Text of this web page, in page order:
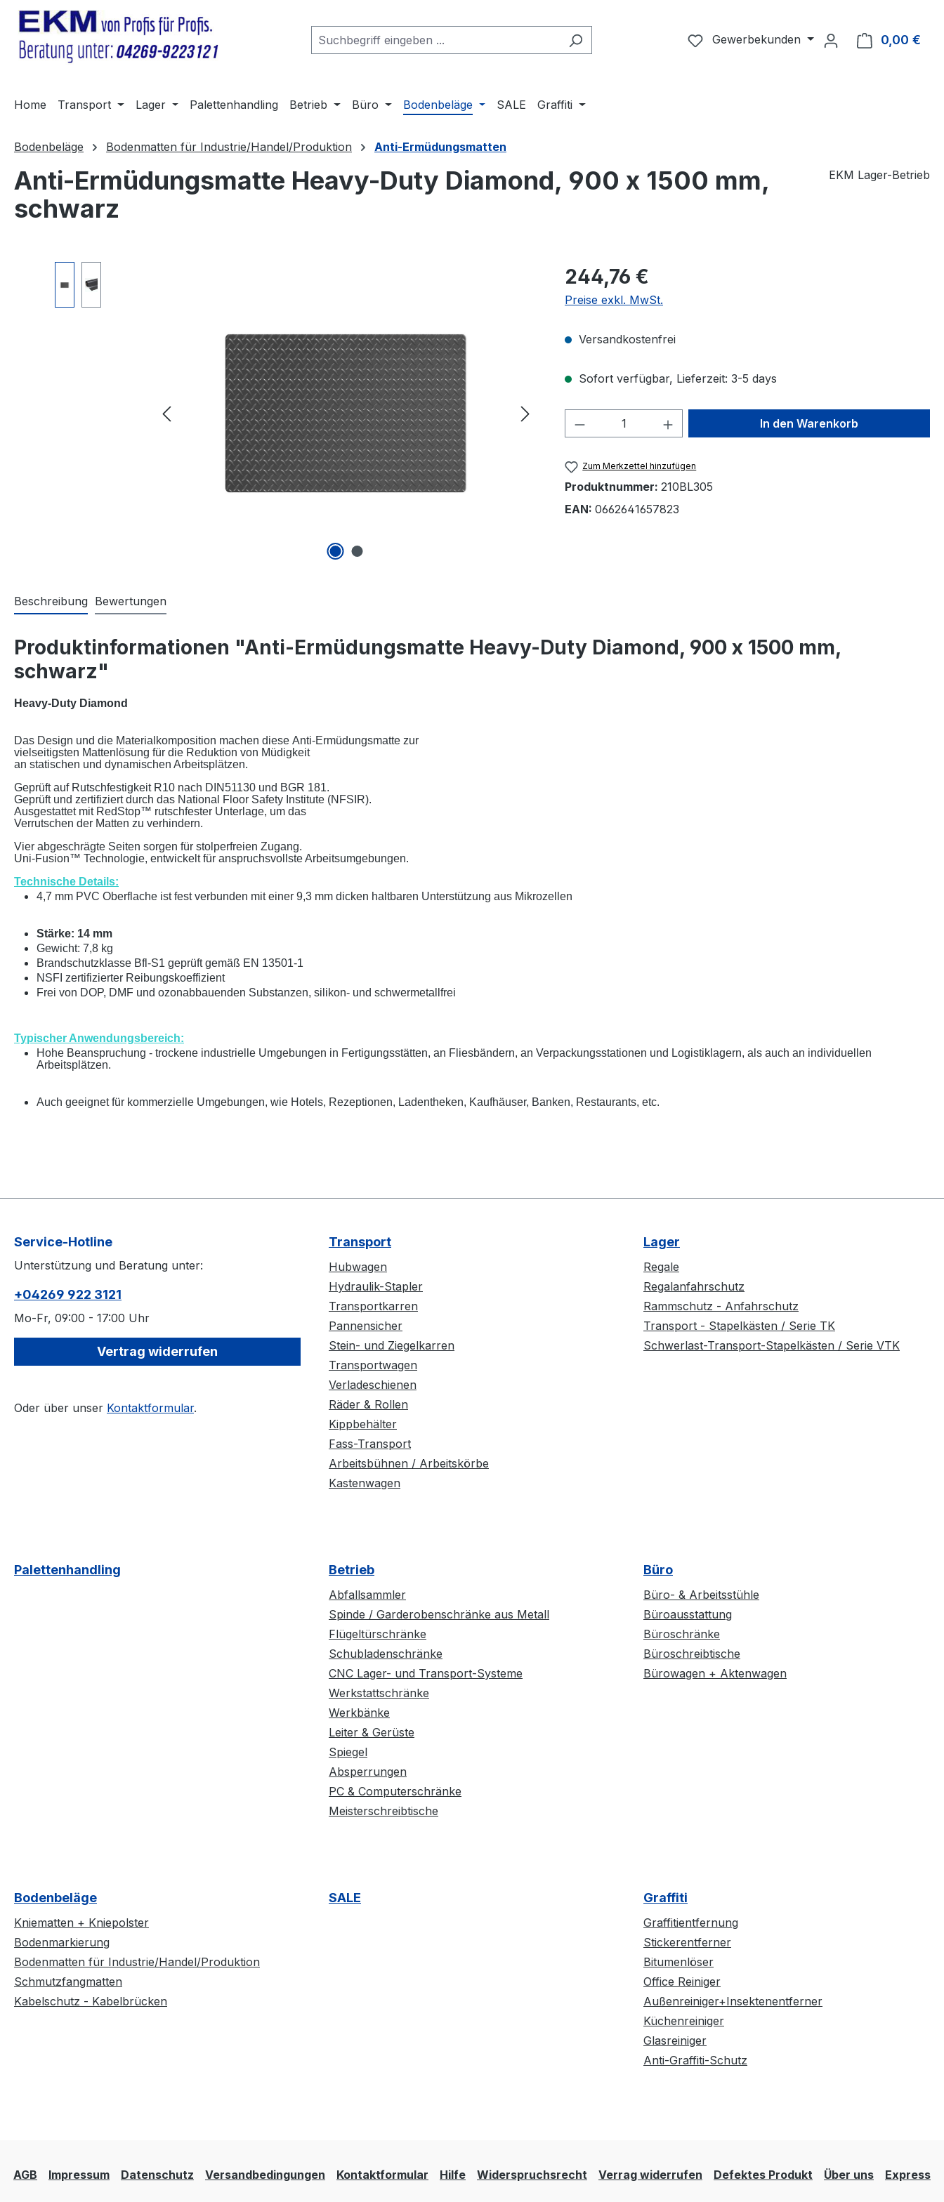
Hauptinhalt springen
Zur Suche springen
Zur Hauptnavigation springen
Du hast 0 Produkte auf dem Merkzettel
Gewerbekunden 0,00 €
Home Transport Lager Palettenhandling Betrieb Büro Bodenbeläge SALE Graffiti
Bodenbeläge Bodenmatten für Industrie/Handel/Produktion Anti-Ermüdungsmatten
Anti-Ermüdungsmatte Heavy-Duty Diamond, 900 x 1500 mm,
schwarz
EKM Lager-Betrieb
Regulärer Preis:
244,76 €
Preise exkl. MwSt.
Versandkostenfrei
Sofort verfügbar, Lieferzeit: 3-5 days
Produkt Anzahl: Gib den gewünschten Wert
In den Warenkorb
Zum Merkzettel hinzufügen
Produktnummer: 210BL305
EAN: 0662641657823
Beschreibung Bewertungen
Produktinformationen "Anti-Ermüdungsmatte Heavy-Duty Diamond, 900 x 1500 mm,
schwarz"
Heavy-Duty Diamond
Das Design und die Materialkomposition machen diese Anti-Ermüdungsmatte zur
vielseitigsten Mattenlösung für die Reduktion von Müdigkeit
an statischen und dynamischen Arbeitsplätzen.
Geprüft auf Rutschfestigkeit R10 nach DIN51130 und BGR 181.
Geprüft und zertifiziert durch das National Floor Safety Institute (NFSIR).
Ausgestattet mit RedStop™ rutschfester Unterlage, um das
Verrutschen der Matten zu verhindern.
Vier abgeschrägte Seiten sorgen für stolperfreien Zugang.
Uni-Fusion™ Technologie, entwickelt für anspruchsvollste Arbeitsumgebungen.
Technische Details:
4,7 mm PVC Oberflache ist fest verbunden mit einer 9,3 mm dicken haltbaren Unterstützung aus Mikrozellen
Stärke: 14 mm
Gewicht: 7,8 kg
Brandschutzklasse Bfl-S1 geprüft gemäß EN 13501-1
NSFI zertifizierter Reibungskoeffizient
Frei von DOP, DMF und ozonabbauenden Substanzen, silikon- und schwermetallfrei
Typischer Anwendungsbereich:
Hohe Beanspruchung - trockene industrielle Umgebungen in Fertigungsstätten, an Fliesbändern, an Verpackungsstationen und Logistiklagern, als auch an individuellen
Arbeitsplätzen.
Auch geeignet für kommerzielle Umgebungen, wie Hotels, Rezeptionen, Ladentheken, Kaufhäuser, Banken, Restaurants, etc.
Service-Hotline
Unterstützung und Beratung unter:
+04269 922 3121
Mo-Fr, 09:00 - 17:00 Uhr
Vertrag widerrufen
Oder über unser Kontaktformular.
Transport
Hubwagen
Hydraulik-Stapler
Transportkarren
Pannensicher
Stein- und Ziegelkarren
Transportwagen
Verladeschienen
Räder & Rollen
Kippbehälter
Fass-Transport
Arbeitsbühnen / Arbeitskörbe
Kastenwagen
Lager
Regale
Regalanfahrschutz
Rammschutz - Anfahrschutz
Transport - Stapelkästen / Serie TK
Schwerlast-Transport-Stapelkästen / Serie VTK
Palettenhandling Betrieb
Abfallsammler
Spinde / Garderobenschränke aus Metall
Flügeltürschränke
Schubladenschränke
CNC Lager- und Transport-Systeme
Werkstattschränke
Werkbänke
Leiter & Gerüste
Spiegel
Absperrungen
PC & Computerschränke
Meisterschreibtische
Büro
Büro- & Arbeitsstühle
Büroausstattung
Büroschränke
Büroschreibtische
Bürowagen + Aktenwagen
Bodenbeläge
Kniematten + Kniepolster
Bodenmarkierung
Bodenmatten für Industrie/Handel/Produktion
Schmutzfangmatten
Kabelschutz - Kabelbrücken
SALE Graffiti
Graffitientfernung
Stickerentferner
Bitumenlöser
Office Reiniger
Außenreiniger+Insektenentferner
Küchenreiniger
Glasreiniger
Anti-Graffiti-Schutz
AGB Impressum Datenschutz Versandbedingungen Kontaktformular Hilfe Widerspruchsrecht Verrag widerrufen Defektes Produkt Über uns Express